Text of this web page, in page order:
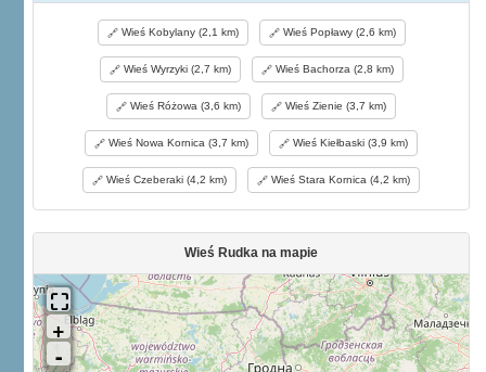
Wieś Kobylany (2,1 km) Wieś Popławy (2,6 km)
Wieś Wyrzyki (2,7 km) Wieś Bachorza (2,8 km)
Wieś Różowa (3,6 km) Wieś Zienie (3,7 km)
Wieś Nowa Kornica (3,7 km) Wieś Kiełbaski (3,9 km)
Wieś Czeberaki (4,2 km) Wieś Stara Kornica (4,2 km)
Wieś Rudka na mapie